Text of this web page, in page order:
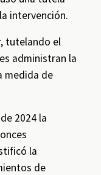
intervención.
tutelando el
administran la
medida de
2024 la
la
de